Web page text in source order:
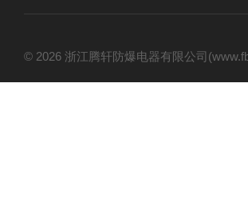
© 2026 浙江腾轩防爆电器有限公司